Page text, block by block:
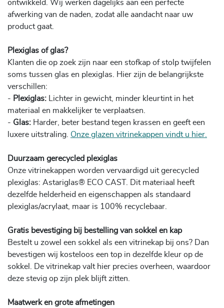
ontwikkeld. Wij werken dagelijks aan een perfecte
afwerking van de naden, zodat alle aandacht naar uw
product gaat.
Plexiglas of glas?
Klanten die op zoek zijn naar een stofkap of stolp twijfelen
soms tussen glas en plexiglas. Hier zijn de belangrijkste
verschillen:
- Plexiglas: Lichter in gewicht, minder kleurtint in het
materiaal en makkelijker te verplaatsen.
- Glas: Harder, beter bestand tegen krassen en geeft een
luxere uitstraling. Onze glazen vitrinekappen vindt u hier.
Duurzaam gerecycled plexiglas
Onze vitrinekappen worden vervaardigd uit gerecycled
plexiglas: Astariglas® ECO CAST. Dit materiaal heeft
dezelfde helderheid en eigenschappen als standaard
plexiglas/acrylaat, maar is 100% recyclebaar.
Gratis bevestiging bij bestelling van sokkel en kap
Bestelt u zowel een sokkel als een vitrinekap bij ons? Dan
bevestigen wij kosteloos een top in dezelfde kleur op de
sokkel. De vitrinekap valt hier precies overheen, waardoor
deze stevig op zijn plek blijft zitten.
Maatwerk en grote afmetingen